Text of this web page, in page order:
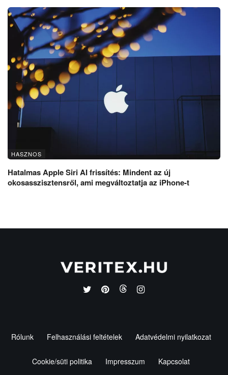
HASZNOS
Hatalmas Apple Siri AI frissítés: Mindent az új
okosasszisztensről, ami megváltoztatja az iPhone-t
Rólunk Felhasználási feltételek Adatvédelmi nyilatkozat
Cookie/süti politika Impresszum Kapcsolat